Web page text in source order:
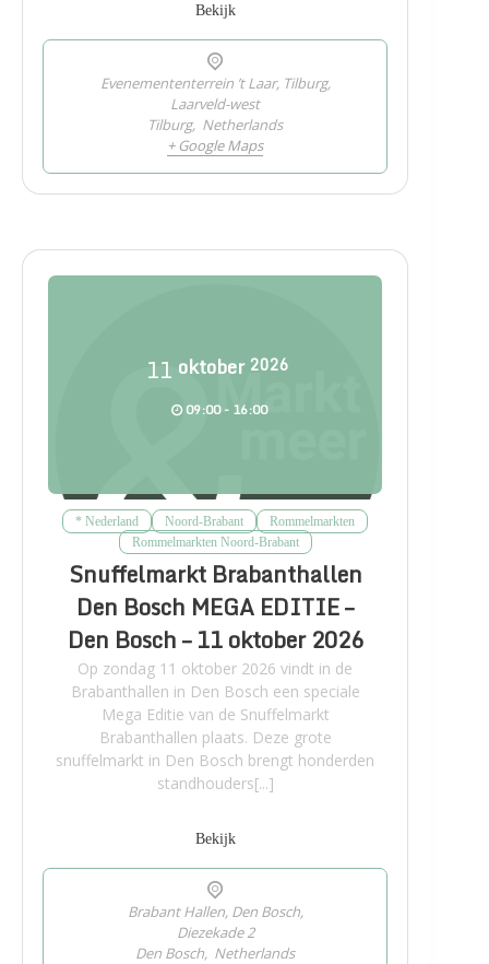
Bekijk
Evenemententerrein ’t Laar, Tilburg,
Laarveld-west
Tilburg, Netherlands
+ Google Maps
11 oktober 2026
09:00 - 16:00
* Nederland Noord-Brabant
Rommelmarkten
Rommelmarkten Noord-Brabant
Snuffelmarkt Brabanthallen
Den Bosch MEGA EDITIE –
Den Bosch – 11 oktober 2026
Op zondag 11 oktober 2026 vindt in de
Brabanthallen in Den Bosch een speciale
Mega Editie van de Snuffelmarkt
Brabanthallen plaats. Deze grote
snuffelmarkt in Den Bosch brengt honderden
standhouders[...]
Bekijk
Brabant Hallen, Den Bosch,
Diezekade 2
Den Bosch, Netherlands